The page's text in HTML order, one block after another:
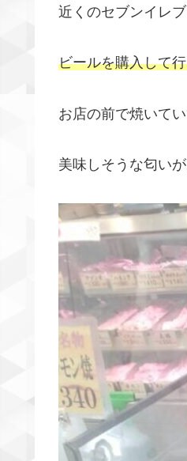
近くのセブンイレ
ビールを購入して
お店の前で焼いてい
美味しそうな匂い